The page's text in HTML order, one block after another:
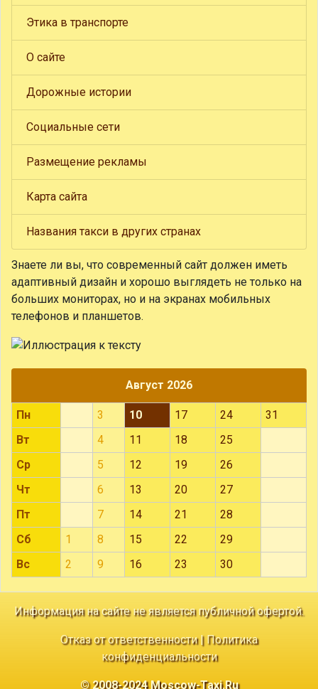
Этика в транспорте
О сайте
Дорожные истории
Социальные сети
Размещение рекламы
Карта сайта
Названия такси в других странах
Знаете ли вы, что современный сайт должен иметь
адаптивный дизайн и хорошо выглядеть не только на
больших мониторах, но и на экранах мобильных
телефонов и планшетов.
Август 2026
Пн 3 10 17 24
31
Вт
4 11 18
25
Ср
5 12 19
26
Чт
6 13 20
27
Пт
7 14 21
28
Сб
1 8 15 22
29
Вс
2 9 16 23 30
Информация на сайте не является публичной офертой.
Отказ от ответственности| Политика
конфиденциальности
© 2008-2024 Moscow-Taxi.Ru